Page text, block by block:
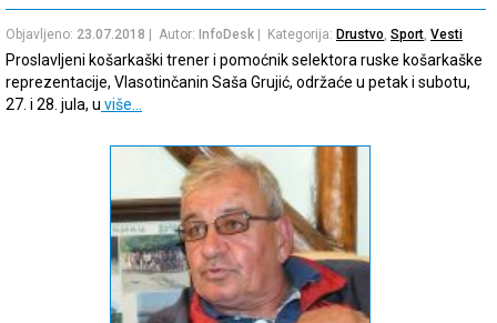
Objavljeno: 23.07.2018 | Autor: InfoDesk | Kategorija: Drustvo Sport Vesti
Proslavljeni košarkaški trener i pomoćnik selektora ruske košarkaške
reprezentacije, Vlasotinčanin Saša Grujić, održaće u petak i subotu,
27. i 28. jula, u više…